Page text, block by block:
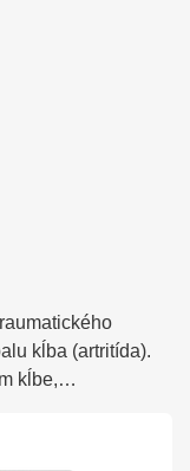
kĺba (artritída).
kĺbe,…